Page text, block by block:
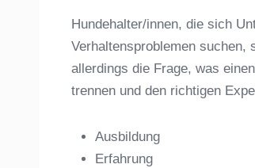
Name der
Anschrift
Hundehalter/innen, die sich
Verhaltensproblemen suchen,
allerdings die Frage, was
trennen und den richtigen
Ausbildung
Erfahrung